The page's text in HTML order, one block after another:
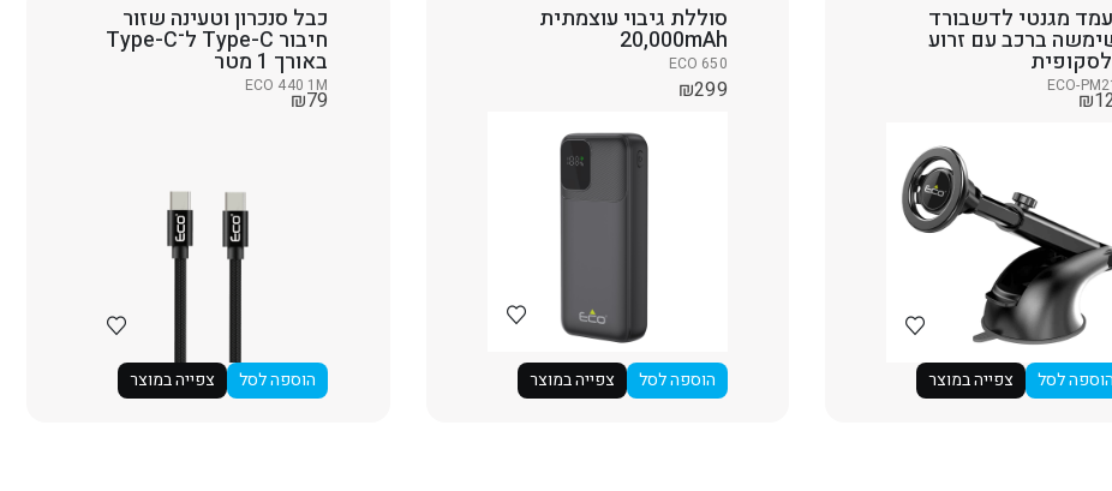
מגנטי לדשבורד
ברכב עם זרוע
ECO-
₪
הוספה לסל צפייה במוצר
סוללת גיבוי עוצמתית
20,000mAh
ECO 650
₪299
הוספה לסל צפייה במוצר
כבל סנכרון וטעינה שזור
חיבור Type-C ל־Type-C
באורך 1 מטר
ECO 440 1M
₪79
הוספה לסל צפייה במוצר